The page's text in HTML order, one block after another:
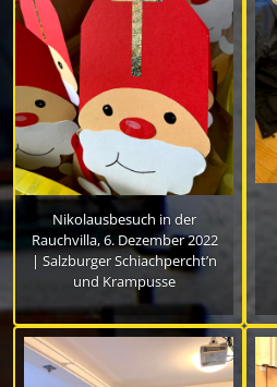
Nikolausbesuch in der
Rauchvilla, 6. Dezember 2022
| Salzburger Schiachpercht’n
und Krampusse